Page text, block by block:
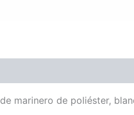
marinero de poliéster,